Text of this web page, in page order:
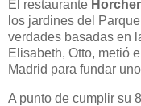
El restaurante Horcher
los jardines del
verdades basadas en
Elisabeth, Otto, metió
Madrid para fundar
A punto de cumplir su